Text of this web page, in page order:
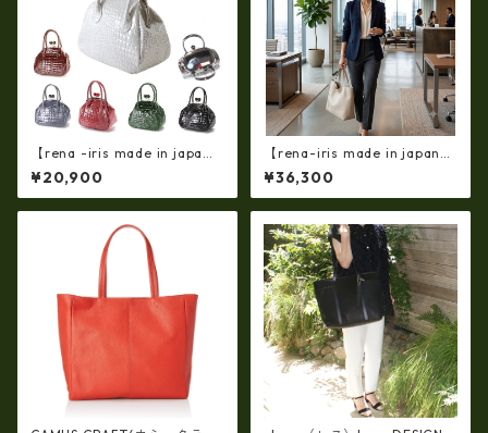
【rena -iris made in japa
n】【日本製】(限定品)牛革製
品・エナメルクロコ☆ガマ口
バッグ(軽量430ｇ）ir-662-al
¥20,900
【rena-iris made in japan】
【国産品】ソフトシュリンク
革ショルダートートバッグ
（イタリアンレザー）ri-5153
ザー使用, ショルダー対応, ト
ートバッグ、バケツ、牛革、
収納、プレゼント
¥36,300